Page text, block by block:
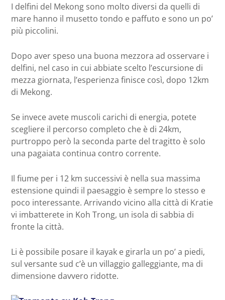
I delfini del Mekong sono molto diversi da quelli di
mare hanno il musetto tondo e paffuto e sono un po’
più piccolini.
Dopo aver speso una buona mezzora ad osservare i
delfini, nel caso in cui abbiate scelto l’escursione di
mezza giornata, l’esperienza finisce così, dopo 12km
di Mekong.
Se invece avete muscoli carichi di energia, potete
scegliere il percorso completo che è di 24km,
purtroppo però la seconda parte del tragitto è solo
una pagaiata continua contro corrente.
Il fiume per i 12 km successivi è nella sua massima
estensione quindi il paesaggio è sempre lo stesso e
poco interessante. Arrivando vicino alla città di Kratie
vi imbatterete in Koh Trong, un isola di sabbia di
fronte la città.
Li è possibile posare il kayak e girarla un po’ a piedi,
sul versante sud c’è un villaggio galleggiante, ma di
dimensione davvero ridotte.